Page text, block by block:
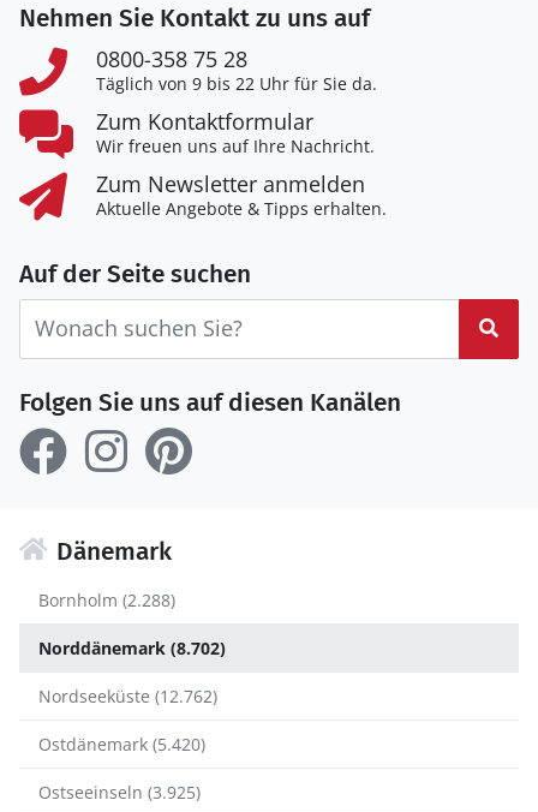
Nehmen Sie Kontakt zu uns auf
0800-358 75 28
Täglich von 9 bis 22 Uhr für Sie da.
Zum Kontaktformular
Wir freuen uns auf Ihre Nachricht.
Zum Newsletter anmelden
Aktuelle Angebote & Tipps erhalten.
Auf der Seite suchen
Folgen Sie uns auf diesen Kanälen
Dänemark
Bornholm (2.288)
Norddänemark (8.702)
Nordseeküste (12.762)
Ostdänemark (5.420)
Ostseeinseln (3.925)